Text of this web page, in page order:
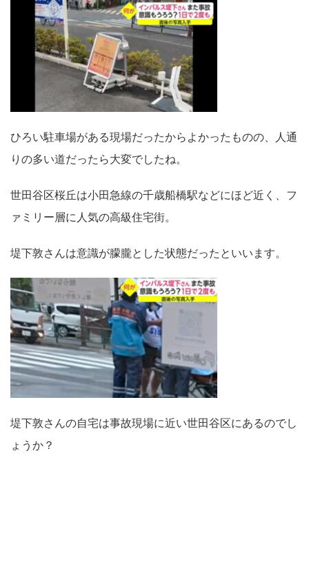
ひろい駐車場がある現場だったからよかったものの、人通
りの多い道だったら大変でしたね。
世田谷区桜丘は小田急線の千歳船橋駅などにほど近く、フ
ァミリー層に人気の高級住宅街。
堤下敦さんは意識が朦朧とした状態だったといいます。
堤下敦さんの自宅は事故現場に近い世田谷区にあるのでし
ょうか？